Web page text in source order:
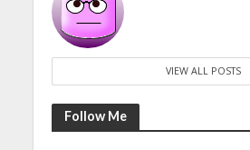
VIEW ALL POSTS
Follow Me